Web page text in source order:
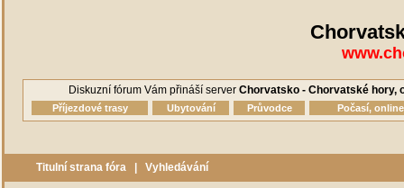
Diskuzní fórum Vám přináší server Chorvatsko - Chorvatské hory,
Příjezdové trasy Ubytování Průvodce Počasí,
Titulní strana fóra Vyhledávání